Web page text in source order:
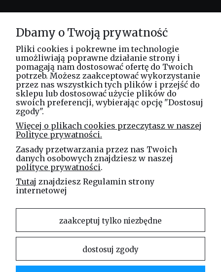
O nas
Masz pytania? Zadzwoń!
tel. kom. 730 994 188
Spółka Jawna
ul. Technologiczna 44
35-213 Rzeszów
e-mail
sklep@elinea.com.pl
Właścicielem niniejszej witryny internetowej jest firma Linea Jakubczyk – Kłeczek Spółka
Jawna. Zabrania się kopiowania i rozpowszechniania treści zamieszczonych na stronie bez
Dbamy o Twoją prywatność
Pliki cookies i pokrewne im technologie
umożliwiają poprawne działanie strony i
pomagają nam dostosować ofertę do Twoich
potrzeb. Możesz zaakceptować wykorzystanie
przez nas wszystkich tych plików i przejść do
sklepu lub dostosować użycie plików do
swoich preferencji, wybierając opcję "Dostosuj
zgody".
Więcej o plikach cookies przeczytasz w naszej
Polityce prywatności.
Zasady przetwarzania przez nas Twoich
danych osobowych znajdziesz w naszej
polityce prywatności.
Tutaj znajdziesz Regulamin strony
internetowej
zaakceptuj tylko niezbędne
dostosuj zgody